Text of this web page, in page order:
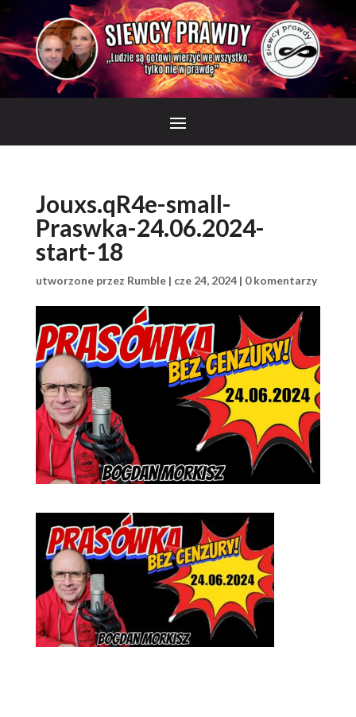
Jouxs.qR4e-small-
Praswka-24.06.2024-
start-18
utworzone przez Rumble| cze 24, 2024| 0 komentarzy